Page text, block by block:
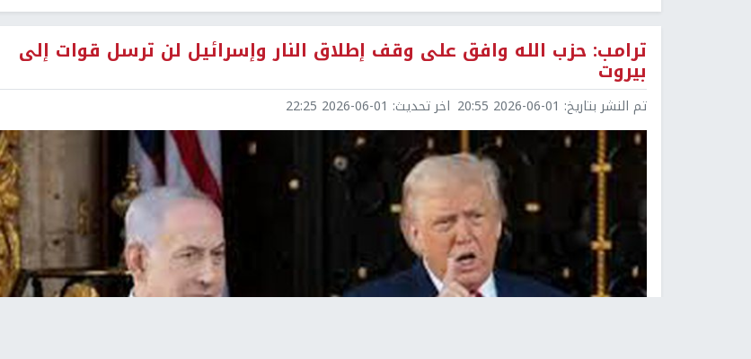
ترامب: حزب الله وافق على وقف إطلاق النار وإسرائيل لن ترسل قوات إلى
بيروت
تم النشر بتاريخ: 2026-06-01 20:55 اخر تحديث: 2026-06-01 22:25